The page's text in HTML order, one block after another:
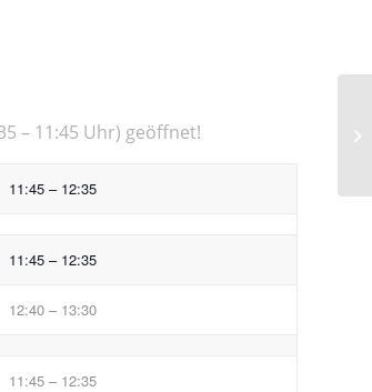
– 11:45 Uhr) geöffnet!
11:45 – 12:35
11:45 – 12:35
12:40 – 13:30
11:45 – 12:35